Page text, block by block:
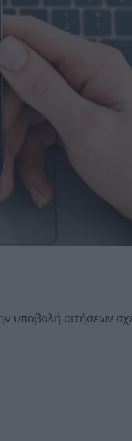
υποβολή αιτήσεων